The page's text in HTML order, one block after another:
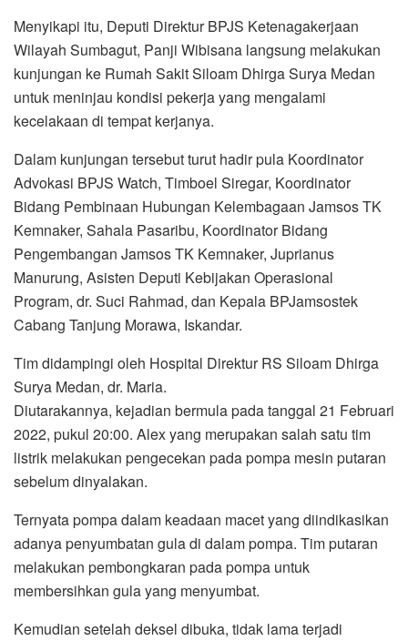
Menyikapi itu, Deputi Direktur BPJS Ketenagakerjaan
Wilayah Sumbagut, Panji Wibisana langsung melakukan
kunjungan ke Rumah Sakit Siloam Dhirga Surya Medan
untuk meninjau kondisi pekerja yang mengalami
kecelakaan di tempat kerjanya.
Dalam kunjungan tersebut turut hadir pula Koordinator
Advokasi BPJS Watch, Timboel Siregar, Koordinator
Bidang Pembinaan Hubungan Kelembagaan Jamsos TK
Kemnaker, Sahala Pasaribu, Koordinator Bidang
Pengembangan Jamsos TK Kemnaker, Juprianus
Manurung, Asisten Deputi Kebijakan Operasional
Program, dr. Suci Rahmad, dan Kepala BPJamsostek
Cabang Tanjung Morawa, Iskandar.
Tim didampingi oleh Hospital Direktur RS Siloam Dhirga
Surya Medan, dr. Maria.
Diutarakannya, kejadian bermula pada tanggal 21 Februari
2022, pukul 20:00. Alex yang merupakan salah satu tim
listrik melakukan pengecekan pada pompa mesin putaran
sebelum dinyalakan.
Ternyata pompa dalam keadaan macet yang diindikasikan
adanya penyumbatan gula di dalam pompa. Tim putaran
melakukan pembongkaran pada pompa untuk
membersihkan gula yang menyumbat.
Kemudian setelah deksel dibuka, tidak lama terjadi